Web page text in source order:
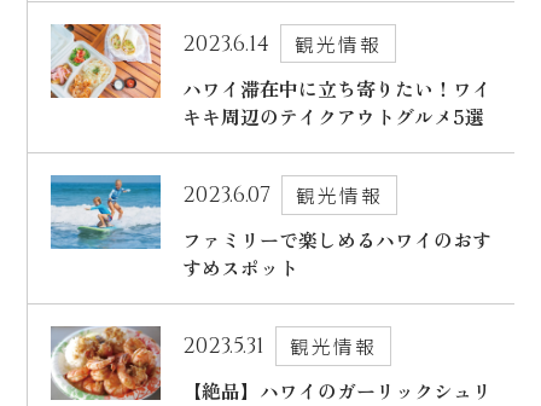
2023.6.14
観光情報
ハワイ滞在中に立ち寄りたい！ワイ
キキ周辺のテイクアウトグルメ5選
2023.6.07
観光情報
ファミリーで楽しめるハワイのおす
すめスポット
2023.5.31
観光情報
【絶品】ハワイのガーリックシュリ